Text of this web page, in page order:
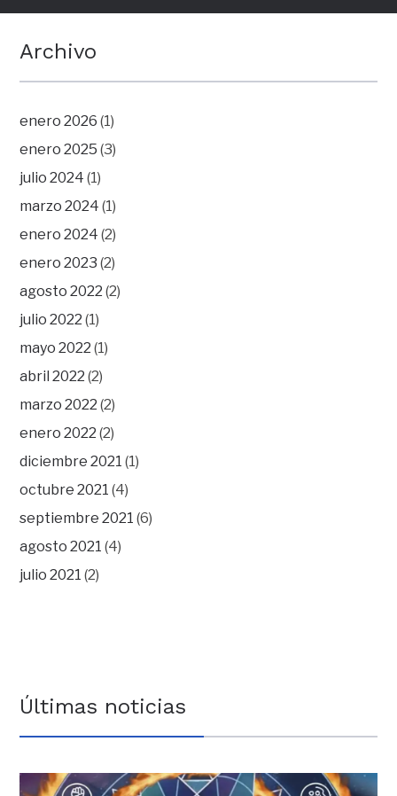
Archivo
enero 2026 (1)
enero 2025 (3)
julio 2024 (1)
marzo 2024 (1)
enero 2024 (2)
enero 2023 (2)
agosto 2022 (2)
julio 2022 (1)
mayo 2022 (1)
abril 2022 (2)
marzo 2022 (2)
enero 2022 (2)
diciembre 2021 (1)
octubre 2021 (4)
septiembre 2021 (6)
agosto 2021 (4)
julio 2021 (2)
Últimas noticias